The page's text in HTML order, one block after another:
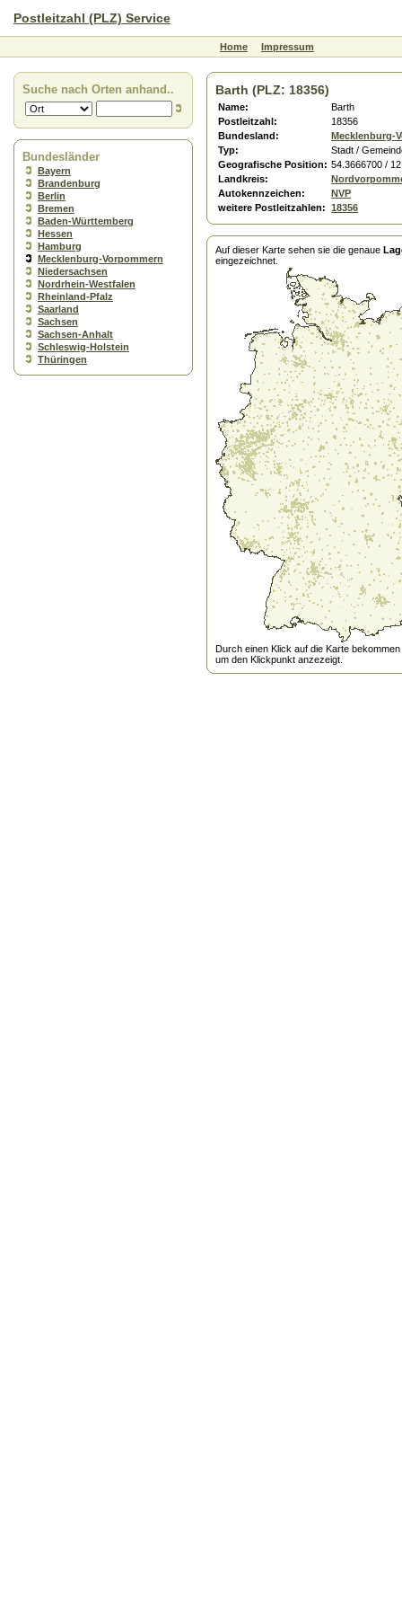
Postleitzahl (PLZ) Service
Home Impressum
Suche nach Orten anhand..
Bundesländer
Bayern
Brandenburg
Berlin
Bremen
Baden-Württemberg
Hessen
Hamburg
Mecklenburg-Vorpommern
Niedersachsen
Nordrhein-Westfalen
Rheinland-Pfalz
Saarland
Sachsen
Sachsen-Anhalt
Schleswig-Holstein
Thüringen
Barth (PLZ: 18356)
Name:
Barth
Postleitzahl:
18356
Bundesland:
Mecklenburg-
Typ:
Stadt /
Geografische Position: 54.3666700 /
Landkreis:
Autokennzeichen:
NVP
weitere Postleitzahlen: 18356
Auf dieser Karte sehen sie die genaue
eingezeichnet.
Durch einen Klick auf die Karte
um den Klickpunkt anzezeigt.